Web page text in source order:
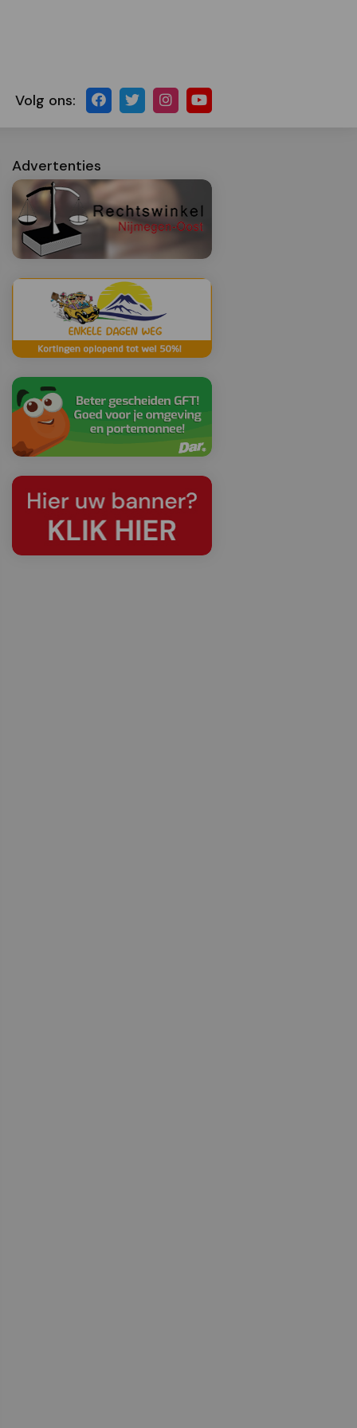
Volg ons:
Advertenties